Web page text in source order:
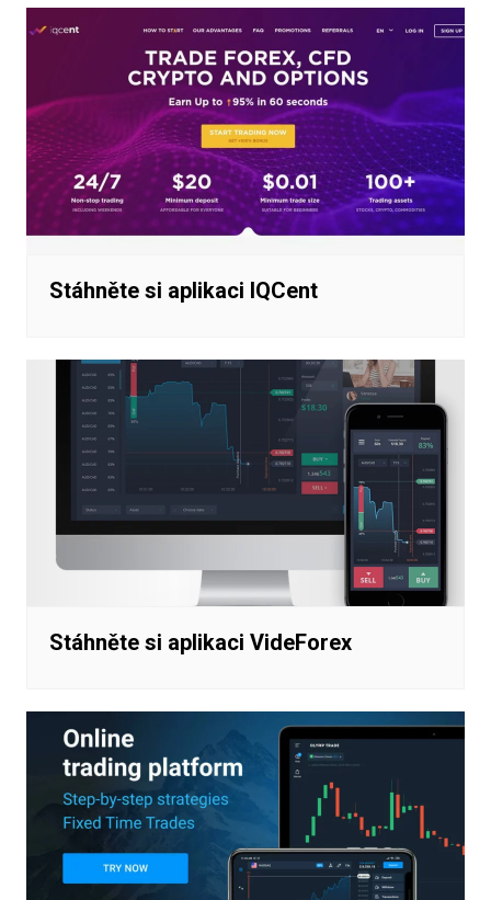
Stáhněte si aplikaci IQCent
Stáhněte si aplikaci VideForex